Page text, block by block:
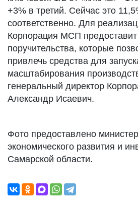
+3% в третий. Сейчас это
соответственно. Для
Корпорация МСП
поручительства, которые
привлечь средства для
масштабирования
генеральный директор
Александр Исаевич.
Фото предоставлено
экономического развития и
Самарской области.